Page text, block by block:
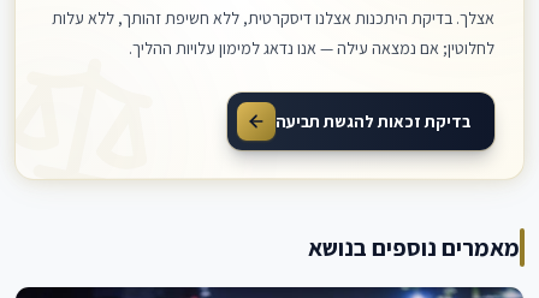
אצלך. בדיקת היתכנות אצלנו דיסקרטית, ללא חשיפת זהותך, ללא עלות
לחלוטין; אם נמצאה עילה — אנו נדאג למימון עלויות ההליך.
בדיקת זכאות להגשת תביעה
מאמרים נוספים בנושא